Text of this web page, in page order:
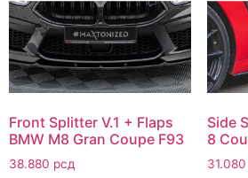
Front Splitter V.1 + Flaps
BMW M8 Gran Coupe F93
38.880 рсд
Side
8
31.080